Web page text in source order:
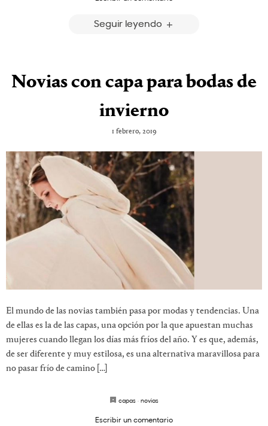
Seguir leyendo
Novias con capa para bodas de
invierno
1 febrero, 2019
El mundo de las novias también pasa por modas y tendencias. Una
de ellas es la de las capas, una opción por la que apuestan muchas
mujeres cuando llegan los días más fríos del año. Y es que, además,
de ser diferente y muy estilosa, es una alternativa maravillosa para
no pasar frío de camino […]
capas · novias
Escribir un comentario